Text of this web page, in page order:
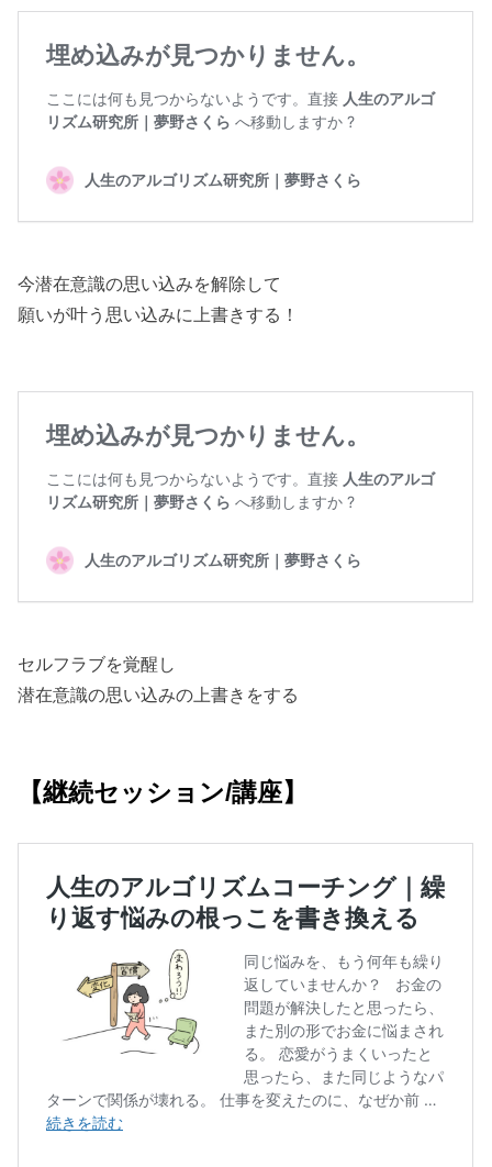
今潜在意識の思い込みを解除して
願いが叶う思い込みに上書きする！
セルフラブを覚醒し
潜在意識の思い込みの上書きをする
【継続セッション/講座】